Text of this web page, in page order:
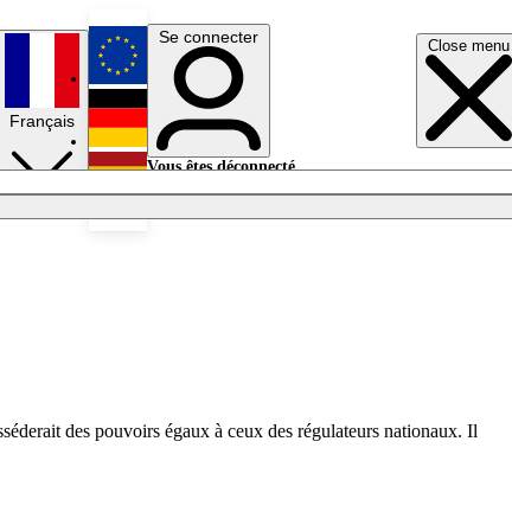
Close menu
Français
English
Deutsch
Se connecter
Vous êtes déconnecté.
des pouvoirs égaux à ceux des régulateurs nationaux. Il